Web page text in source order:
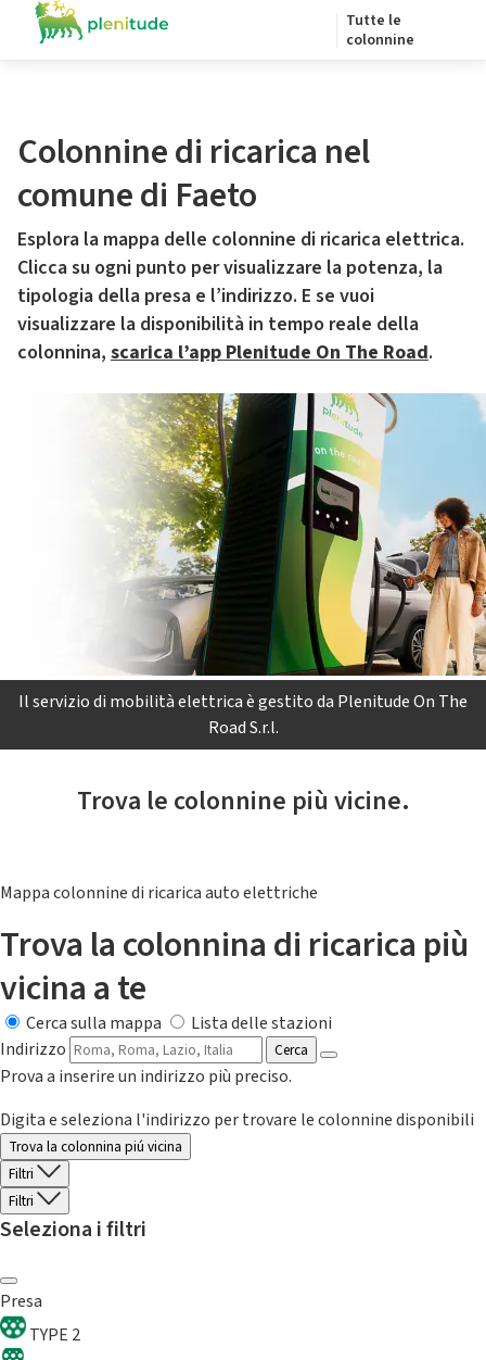
Tutte le
colonnine
Colonnine di ricarica nel
comune di Faeto
Esplora la mappa delle colonnine di ricarica elettrica.
Clicca su ogni punto per visualizzare la potenza, la
tipologia della presa e l’indirizzo. E se vuoi
visualizzare la disponibilità in tempo reale della
colonnina, scarica l’app Plenitude On The Road.
Il servizio di mobilità elettrica è gestito da Plenitude On The
Road S.r.l.
Trova le colonnine più vicine.
Mappa colonnine di ricarica auto elettriche
Trova la colonnina di ricarica più
vicina a te
Cerca sulla mappa
Lista delle stazioni
Indirizzo
Cerca
Prova a inserire un indirizzo più preciso.
Digita e seleziona l'indirizzo per trovare le colonnine disponibili
Trova la colonnina piú vicina
Filtri
Filtri
Seleziona i filtri
Presa
TYPE 2